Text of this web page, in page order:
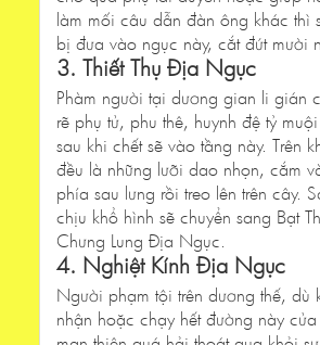
làm mối câu dẫn đàn ông khác thì
bị đưa vào ngục này, cắt đứt mười
3. Thiết Thụ Địa Ngục
Phàm người tại dương gian li gián
rẽ phụ tử, phu thê, huynh đệ tỷ
sau khi chết sẽ vào tầng này. Trên
đều là những lưỡi dao nhọn, cắm
phía sau lưng rồi treo lên trên cây.
chịu khổ hình sẽ chuyển sang Bạt
Chưng Lung Địa Ngục.
4. Nghiệt Kính Địa Ngục
Người phạm tội trên dương thế, dù
nhận hoặc chạy hết đường này